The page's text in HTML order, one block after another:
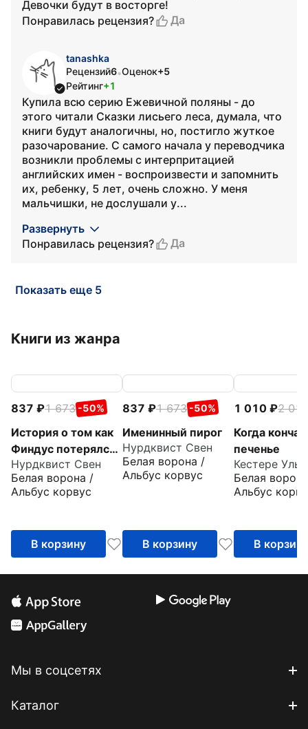
Девочки будут в восторге!
Понравилась рецензия?
Да
tanashka
Рецензий6•Оценок+5
Рейтинг+1
Купила всю серию Ежевичной поляны - до
этого читали Сказки лисьего леса, думала, что
книги будут аналогичны, но, постигло жуткое
разочарование. С самого начала у переводчика
возникли проблемы с интерпритацией
английских имен - воспроизвести и запомнить
их, ребенку, 5 лет, очень сложно. У меня
мальчишки, не дослушали у...
Развернуть
Понравилась рецензия?
Да
Показать еще 5
Книги из жанра
837 1 673 -50%
История о том как
Финдус потерялся,
когда был
маленький
Нурдквист Свен
Белая ворона /
Альбус корвус
В корзину
837 1 673 -50%
Именинный пирог
Нурдквист Свен
Белая ворона /
Альбус корвус
В корзину
1 010
2 019
Когда
печенье
Кестере
Белая
Альбус
В корзину
Мы в соцсетях
Каталог